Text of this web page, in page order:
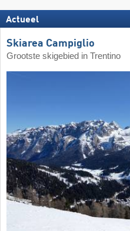
Actueel
Skiarea Campiglio
Grootste skigebied in Trentino